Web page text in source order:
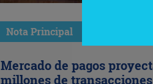
Nota Principal
Mercado de pagos
millones de